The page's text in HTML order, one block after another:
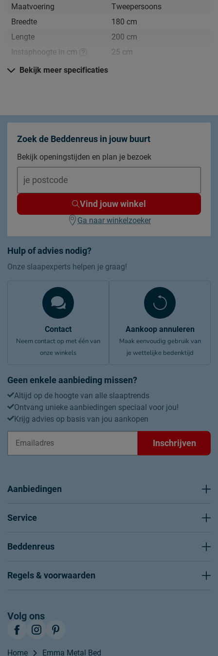
Maatvoering
Tweepersoons
Breedte
180 cm
Lengte
200 cm
Instaphoogte in cm
25 cm
Comforthoogte (hoge
Kenmerken
Stijl
industrieel
Elektrisch verstelbare
Poten
metaal
Goed om te weten
5 jaar garantie volgens
Emma voorwaarden
montage niet inbegrepen
Duurzaamheid
Duurzaamheidsdefinitie
Modulair
Bekijk meer specificaties
Hulp of advies nodig?
Onze slaapexperts helpen je graag!
Contact
Neem contact op met één van
onze winkels
Aankoop annuleren
Maak eenvoudig gebruik van
je wettelijke bedenktijd
Geen enkele aanbieding missen?
Altijd op de hoogte van alle slaaptrends
Ontvang unieke aanbiedingen speciaal voor jou!
Krijg advies op basis van jou aankopen
Inschrijven
Zoek de Beddenreus in jouw buurt
Bekijk openingstijden en plan je bezoek
Vind jouw winkel
Ga naar winkelzoeker
Aanbiedingen
Service
Beddenreus
Regels & voorwaarden
Volg ons
Home Emma Metal Bed